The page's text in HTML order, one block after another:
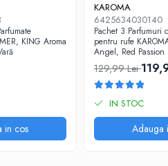
KING Aroma
in cos
KAROMA
6425634030140
Pachet 3 Parfumuri
pentru rufe
Angel, Red Passion
129,99 Lei
IN STOC
Adauga